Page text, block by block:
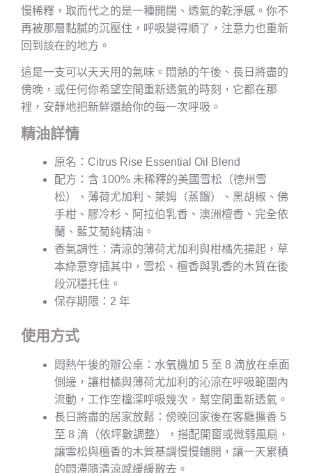
慢稀釋，取而代之的是一種開闊、透氣的乾淨感。你不
再被那層黏膩的沉壓住，呼吸變得順了，注意力也重新
回到該在的地方。
這是一支可以天天用的氣味。悶熱的午後、長日將盡的
傍晚，或任何你希望空間重新透氣的時刻，它都在那
裡，安靜地把新鮮還給你的每一次呼吸。
精油詳情
原名：Citrus Rise Essential Oil Blend
配方：含 100% 未稀釋的美國雪松（德州雪
松）、薄荷尤加利、萊姆（蒸餾）、黑胡椒、佛
手柑、膠冷杉、阿拉伯乳香、澳洲檀香、完全依
蘭、藍艾菊純精油。
香氣調性：清涼的薄荷尤加利與柑橘先揚起，草
本綠意穿插其中，雪松、檀香與乳香的木質在後
段沉穩托住。
保存期限：2 年
使用方式
悶熱午後的辦公桌：水氧機加 5 至 8 滴放在桌面
側邊，讓柑橘與薄荷尤加利的沁涼在呼吸範圍內
流動，工作空檔深呼吸幾次，幫空間重新透氣。
長日將盡的居家放鬆：傍晚回家後在客廳擴香 5
至 8 滴（依坪數調整），搭配開窗或微弱風扇，
讓雪松與檀香的木質基調慢慢鋪開，讓一天累積
的悶滯隨清涼感緩緩散去。